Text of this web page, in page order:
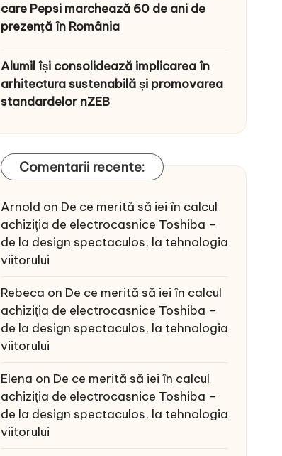
care Pepsi marchează 60 de ani de
prezență în România
Alumil își consolidează implicarea în
arhitectura sustenabilă și promovarea
standardelor nZEB
Comentarii recente:
Arnold on De ce merită să iei în calcul
achiziția de electrocasnice Toshiba –
de la design spectaculos, la tehnologia
viitorului
Rebeca on De ce merită să iei în calcul
achiziția de electrocasnice Toshiba –
de la design spectaculos, la tehnologia
viitorului
Elena on De ce merită să iei în calcul
achiziția de electrocasnice Toshiba –
de la design spectaculos, la tehnologia
viitorului